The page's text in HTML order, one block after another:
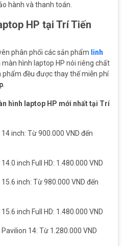
hành và thanh toán.
HP tại Trí Tiến
phân phối các sản phẩm linh
màn hình laptop HP nói riêng chất
phẩm đều được thay thế miễn phí
hình laptop HP mới nhất tại Trí
inch: Từ 900.000 VND đến
inch Full HD: 1.480.000 VND
inch: Từ 980.000 VND đến
inch Full HD: 1.480.000 VND
14: Từ 1.280.000 VND